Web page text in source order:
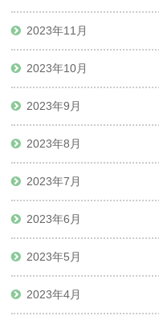
2023年11月
2023年10月
2023年9月
2023年8月
2023年7月
2023年6月
2023年5月
2023年4月